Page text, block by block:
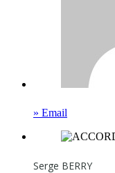
» Email
Serge BERRY